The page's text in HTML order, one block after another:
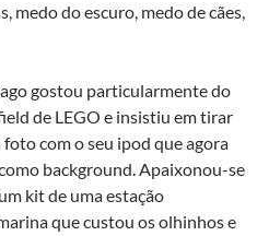
medo do escuro, medo de cães,
gostou particularmente do
de LEGO e insistiu em tirar
foto com o seu ipod que agora
background. Apaixonou-se
kit de uma estação
que custou os olhinhos e